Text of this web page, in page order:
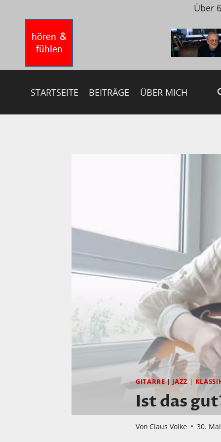
springen
Über
STARTSEITE BEITRÄGE ÜBER MICH
GITARRE| JAZZ |
Ist das
Von Claus Volke 30.